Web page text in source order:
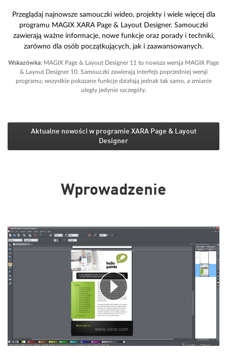
Przeglądaj najnowsze samouczki wideo, projekty i wiele więcej dla
programu MAGIX XARA Page & Layout Designer. Samouczki
zawierają ważne informacje, nowe funkcje oraz porady i techniki,
zarówno dla osób początkujących, jak i zaawansowanych.
Wskazówka: MAGIX Page & Layout Designer 11 to nowsza wersja MAGIX Page
& Layout Designer 10. Samouczki zawierają interfejs poprzedniej wersji
programu; wszystkie pokazane funkcje działają jednak tak samo, a zmianie
uległy jedynie szczegóły.
Aktualne nowości w programie XARA Page & Layout
Designer
Wprowadzenie